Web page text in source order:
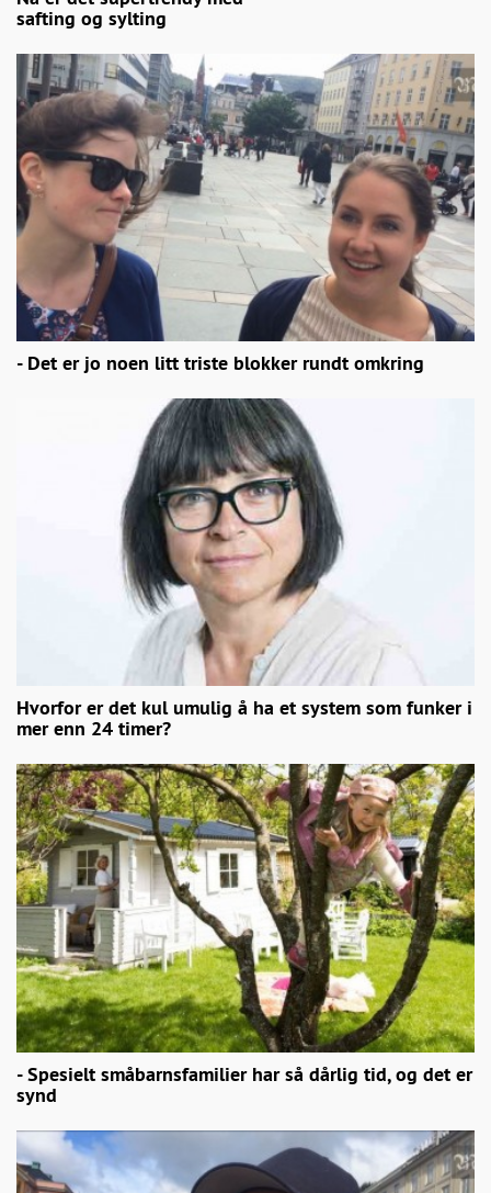
safting og sylting
- Det er jo noen litt triste blokker rundt omkring
Hvorfor er det kul umulig å ha et system som funker i
mer enn 24 timer?
- Spesielt småbarnsfamilier har så dårlig tid, og det er
synd